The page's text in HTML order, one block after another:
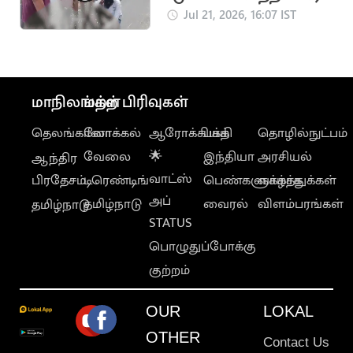
மீட்டுJul 21, 2026, 16:07 IST
மாநிலங்கள்
தெலங்கானா
ஆந்திர
பிரதேசம்
தமிழ்நாடு
மற்ற பிரிவுகள்
லோக்கல்
வேலை
டிரெண்டிங்
தமிழ்நாடு
ஆரோக்கியம்
🌟
வாட்ஸ்
அப்
STATUS
பொழுதுப்போக்கு
குற்றம்
பக்தி
இந்தியா
பெண்களுக்காக
வைரல்
தொழில்நுட்பம்
அரசியல்
வாழ்த்துக்கள்
விளம்பரங்கள்
OUR
OTHER
LOKAL
Contact Us